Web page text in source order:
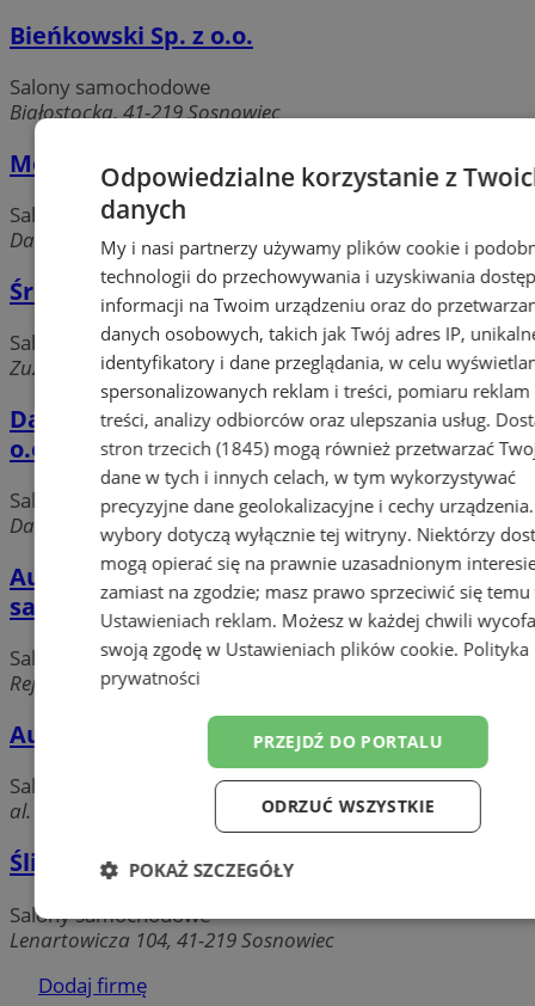
Bieńkowski Sp. z o.o.
Salony samochodowe
Białostocka, 41-219 Sosnowiec
Mercedes-Benz Sosnowiec Sp. z o.o.
Salony samochodowe
Daimlera 1, 41-209 Sosnowiec
Środula Sp. z o.o. Salon Samochodowy
Salony samochodowe
Zuzanny 24, 41-219 Sosnowiec
DaimlerChrysler Automotive Polska Sp. z
o.o. Oddział w Sosnowcu
Salony samochodowe
Daimlera 1, 41-209 Sosnowiec
Auto skup śląsk sosnowiec auto skup
samochodów
Salony samochodowe
Rejtana, 41-208 Sosnowiec
Autoryzowany Dealer Forda Szumilas A.T.
Salony samochodowe
al. Zagłębia Dąbrowskiego 25, 41-200 Sosnowiec
Śliwka Piotr Przedsiębiorstwo Handlowe
Salony samochodowe
Lenartowicza 104, 41-219 Sosnowiec
Dodaj firmę
Odpowiedzialne korzystanie z
danych
My i nasi partnerzy używamy plików cookie i
technologii do przechowywania i uzyskiwania
informacji na Twoim urządzeniu oraz do
danych osobowych, takich jak Twój adres IP,
identyfikatory i dane przeglądania, w celu
spersonalizowanych reklam i treści, pomiaru reklam
treści, analizy odbiorców oraz ulepszania usług.
stron trzecich (1845)mogą również przetwarzać
dane w tych i innych celach, w tym wykorzystywać
precyzyjne dane geolokalizacyjne i cechy
wybory dotyczą wyłącznie tej witryny. Niektórzy
mogą opierać się na prawnie uzasadnionym
zamiast na zgodzie; masz prawo sprzeciwić się temu
Ustawieniach reklam. Możesz w każdej chwili
swoją zgodę w Ustawieniach plików cookie. Polityka
prywatności
PRZEJDŹ DO PORTALU
ODRZUĆ WSZYSTKIE
POKAŻ SZCZEGÓŁY
Niezbędne Wydajność